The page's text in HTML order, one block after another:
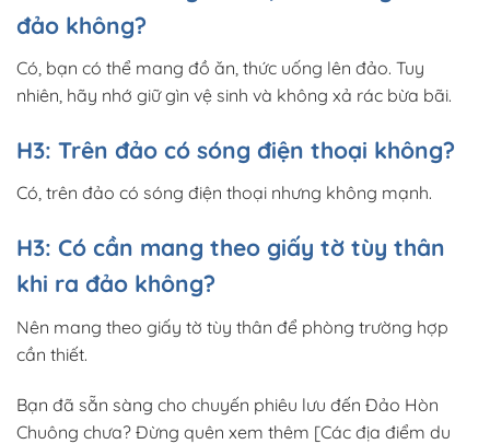
đảo không?
Có, bạn có thể mang đồ ăn, thức uống lên đảo. Tuy
nhiên, hãy nhớ giữ gìn vệ sinh và không xả rác bừa bãi.
H3: Trên đảo có sóng điện thoại không?
Có, trên đảo có sóng điện thoại nhưng không mạnh.
H3: Có cần mang theo giấy tờ tùy thân
khi ra đảo không?
Nên mang theo giấy tờ tùy thân để phòng trường hợp
cần thiết.
Bạn đã sẵn sàng cho chuyến phiêu lưu đến Đảo Hòn
Chuông chưa? Đừng quên xem thêm [Các địa điểm du